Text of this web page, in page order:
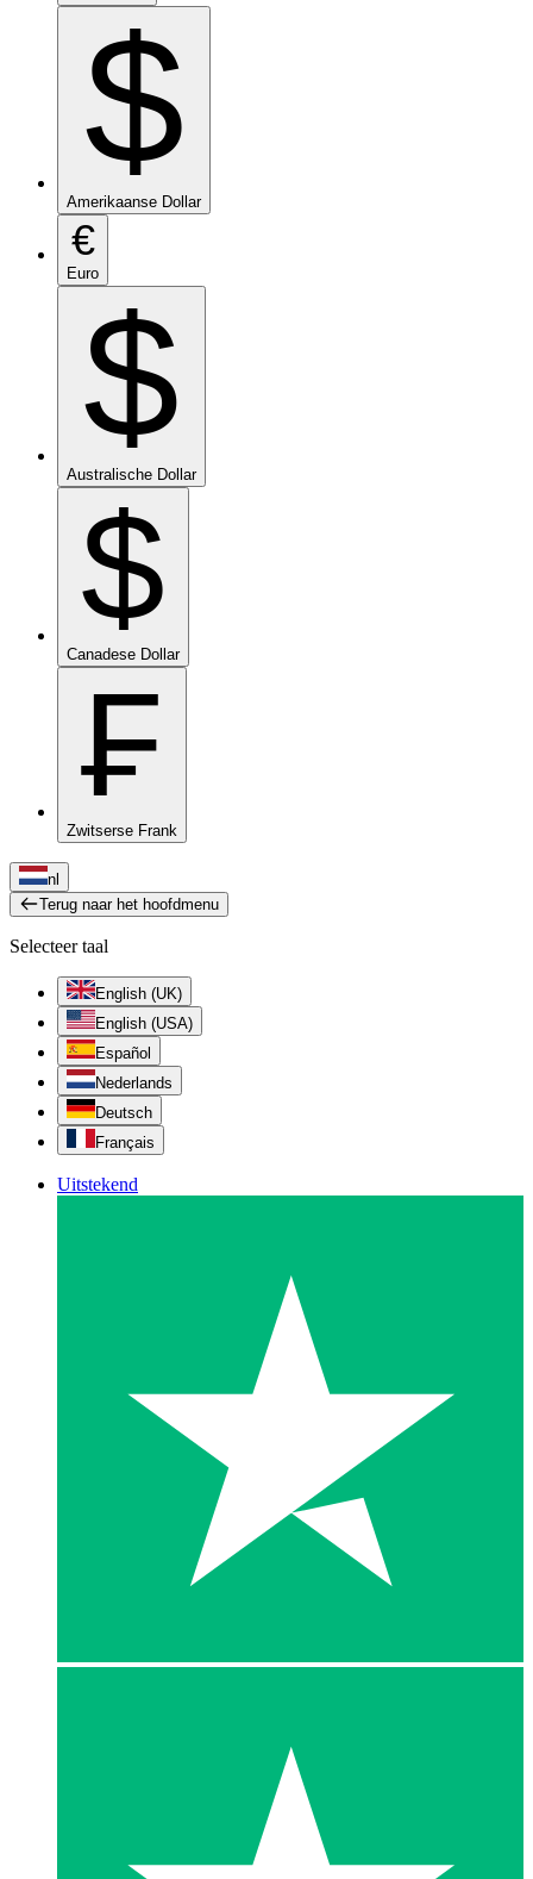
$
Amerikaanse Dollar
€
Euro
$
Australische Dollar
$
Canadese Dollar
₣
Zwitserse Frank
nl
Terug naar het hoofdmenu
Selecteer taal
English (UK)
English (USA)
Español
Nederlands
Deutsch
Français
Uitstekend